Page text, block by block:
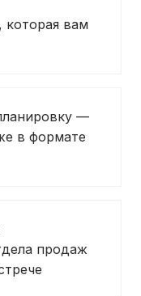
которая вам
—
в формате
продаж